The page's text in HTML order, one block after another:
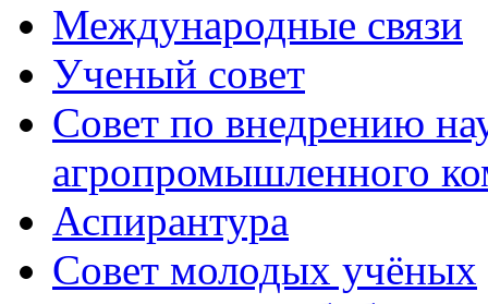
Международные связи
Ученый совет
Совет по внедрению
агропромышленного
Аспирантура
Совет молодых учёных